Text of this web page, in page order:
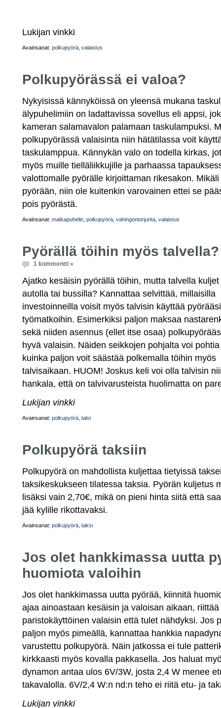
Lukijan vinkki
Avainsanat: polkupyörä valaistus
Polkupyörässä ei valoa?
Nykyisissä kännyköissä on yleensä mukana
älypuhelimiin on ladattavissa sovellus eli appsi,
kameran salamavalon palamaan taskulampuksi.
polkupyörässä valaisinta niin hätätilassa voit
taskulamppua. Kännykän valo on todella kirkas,
myös muille tielläliikkujille ja parhaassa
valottomalle pyörälle kirjoittaman rikesakon.
pyörään, niin ole kuitenkin varovainen ettei se
pois pyörästä.
Avainsanat: matkapuhelin polkupyörä vahingontorjunta valaistus
Pyörällä töihin myös talvella?
1 kommentti »
Ajatko kesäisin pyörällä töihin, mutta talvella kuljet
autolla tai bussilla? Kannattaa selvittää, millaisilla
investoinneilla voisit myös talvisin käyttää pyörääsi
työmatkoihin. Esimerkiksi paljon maksaa
sekä niiden asennus (ellet itse osaa)
hyvä valaisin. Näiden seikkojen pohjalta voi pohtia
kuinka paljon voit säästää polkemalla töihin myös
talvisaikaan. HUOM! Joskus keli voi olla talvisin
hankala, että on talvivarusteista huolimatta on
Lukijan vinkki
Avainsanat: polkupyörä talvi
Polkupyörä taksiin
Polkupyörä on mahdollista kuljettaa tietyissä
taksikeskukseen tilatessa taksia. Pyörän kuljetus
lisäksi vain 2,70€, mikä on pieni hinta siitä että
jää kylille rikottavaksi.
Avainsanat: polkupyörä taksi
Jos olet hankkimassa uutta
huomiota valoihin
Jos olet hankkimassa uutta pyörää, kiinnitä
ajaa ainoastaan kesäisin ja valoisan aikaan,
paristokäyttöinen valaisin että tulet nähdyksi. Jos
paljon myös pimeällä, kannattaa hankkia
varustettu polkupyörä. Näin jatkossa ei tule
kirkkaasti myös kovalla pakkasella. Jos haluat
dynamon antaa ulos 6V/3W, josta 2,4 W menee
takavalolla. 6V/2,4 W:n nd:n teho ei riitä etu- ja
Lukijan vinkki